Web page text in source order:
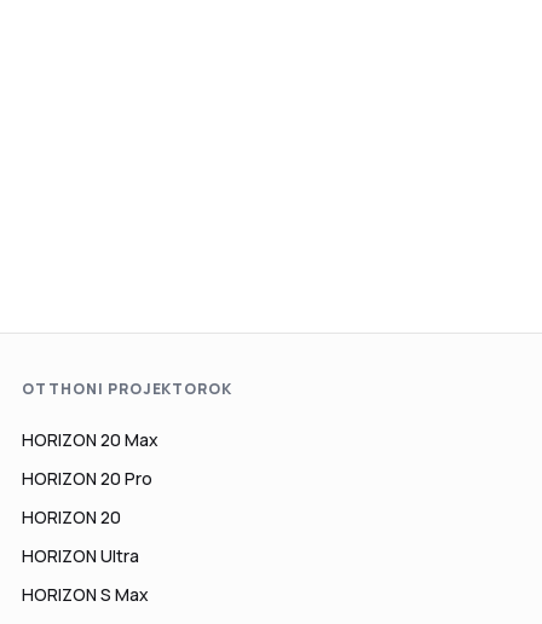
OTTHONI PROJEKTOROK
HORIZON 20 Max
HORIZON 20 Pro
HORIZON 20
HORIZON Ultra
HORIZON S Max